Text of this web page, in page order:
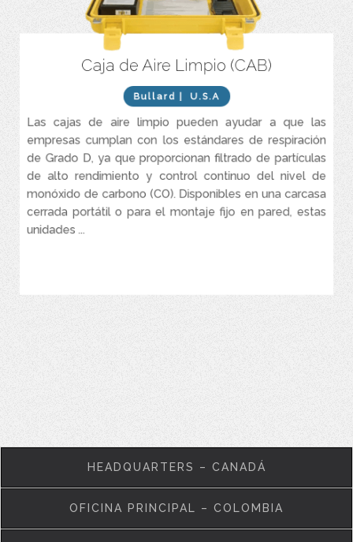
Caja de Aire Limpio (CAB)
Bullard | U.S.A
Las cajas de aire limpio pueden ayudar a que las
empresas cumplan con los estándares de respiración
de Grado D, ya que proporcionan filtrado de partículas
de alto rendimiento y control continuo del nivel de
monóxido de carbono (CO). Disponibles en una carcasa
cerrada portátil o para el montaje fijo en pared, estas
unidades ...
El monitor de CO con calibración automática tarda
aproximadamente 90 segundos y no requiere herramientas.
Alarmas sonoras y visuales para CO alto, flujo de aire bajo y
Alarma remota de alta intensidad de 90 dB con función
estroboscópica.
Los drenajes automáticos de condensado prolongan la vida útil
Los reguladores independientes (opcionales) garantizan que
cada trabajador tenga el flujo de aire adecuado.
HEADQUARTERS – CANADÁ
OFICINA PRINCIPAL – COLOMBIA